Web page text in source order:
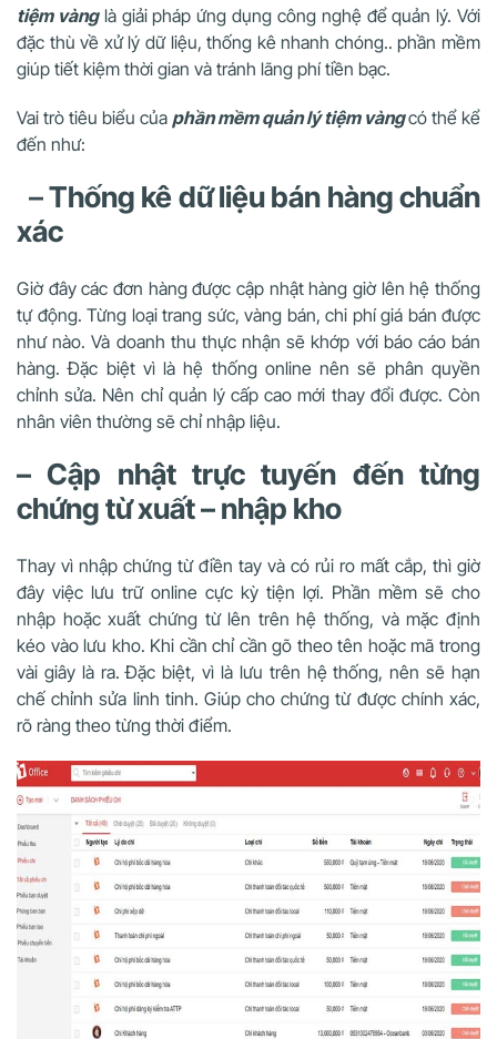
tiệm vànglà giải pháp ứng dụng công nghệ để quản lý. Với
đặc thù về xử lý dữ liệu, thống kê nhanh chóng.. phần mềm
giúp tiết kiệm thời gian và tránh lãng phí tiền bạc.
Vai trò tiêu biểu của phần mềm quản lý tiệm vàngcó thể kể
đến như:
–Thống kê dữ liệu bán hàng chuẩn
xác
Giờ đây các đơn hàng được cập nhật hàng giờ lên hệ thống
tự động. Từng loại trang sức, vàng bán, chi phí giá bán được
như nào. Và doanh thu thực nhận sẽ khớp với báo cáo bán
hàng. Đặc biệt vì là hệ thống online nên sẽ phân quyền
chỉnh sửa. Nên chỉ quản lý cấp cao mới thay đổi được. Còn
nhân viên thường sẽ chỉ nhập liệu.
– Cập nhật trực tuyến đến từng
chứng từ xuất – nhập kho
Thay vì nhập chứng từ điền tay và có rủi ro mất cắp, thì giờ
đây việc lưu trữ online cực kỳ tiện lợi. Phần mềm sẽ cho
nhập hoặc xuất chứng từ lên trên hệ thống, và mặc định
kéo vào lưu kho. Khi cần chỉ cần gõ theo tên hoặc mã trong
vài giây là ra. Đặc biệt, vì là lưu trên hệ thống, nên sẽ hạn
chế chỉnh sửa linh tinh. Giúp cho chứng từ được chính xác,
rõ ràng theo từng thời điểm.